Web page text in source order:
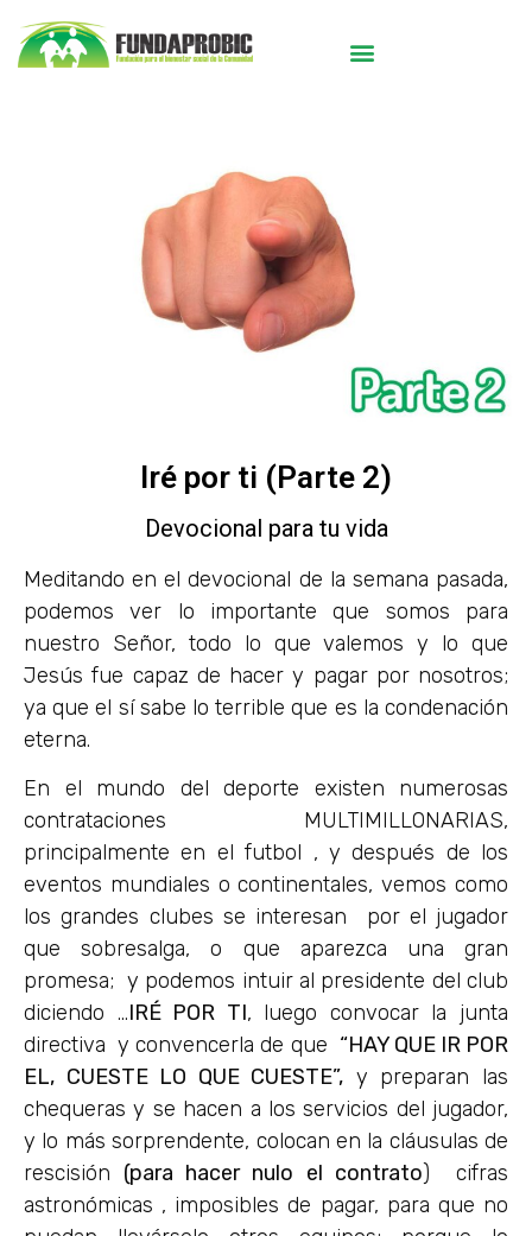
Iré por ti (Parte 2)
Devocional para tu vida
Meditando en el devocional de la semana pasada,
podemos ver lo importante que somos para
nuestro Señor, todo lo que valemos y lo que
Jesús fue capaz de hacer y pagar por nosotros;
ya que el sí sabe lo terrible que es la condenación
eterna.
En el mundo del deporte existen numerosas
contrataciones MULTIMILLONARIAS,
principalmente en el futbol , y después de los
eventos mundiales o continentales, vemos como
los grandes clubes se interesan por el jugador
que sobresalga, o que aparezca una gran
promesa; y podemos intuir al presidente del club
diciendo …IRÉ POR TI, luego convocar la junta
directiva y convencerla de que “HAY QUE IR POR
EL, CUESTE LO QUE CUESTE”, y preparan las
chequeras y se hacen a los servicios del jugador,
y lo más sorprendente, colocan en la cláusulas de
rescisión (para hacer nulo el contrato) cifras
astronómicas , imposibles de pagar, para que no